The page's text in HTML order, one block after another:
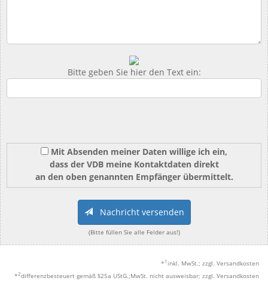
Bitte geben Sie hier den Text ein:
Mit Absenden meiner Daten willige ich ein,
dass der VDB meine Kontaktdaten direkt
an den oben genannten Empfänger übermittelt.
Nachricht versenden
(Bitte füllen Sie alle Felder aus!)
* 1 inkl. MwSt.; zzgl. Versandkosten
*2differenzbesteuert gemäß §25a UStG.;MwSt. nicht ausweisbar; zzgl. Versandkosten